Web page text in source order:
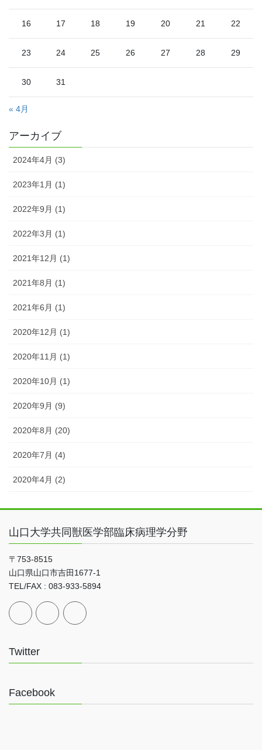
16 17 18 19 20 21 22
23 24 25 26 27 28 29
30 31
« 4月
アーカイブ
2024年4月 (3)
2023年1月 (1)
2022年9月 (1)
2022年3月 (1)
2021年12月 (1)
2021年8月 (1)
2021年6月 (1)
2020年12月 (1)
2020年11月 (1)
2020年10月 (1)
2020年9月 (9)
2020年8月 (20)
2020年7月 (4)
2020年4月 (2)
山口大学共同獣医学部臨床病理学分野
〒753-8515
山口県山口市吉田1677-1
TEL/FAX : 083-933-5894
Twitter
Facebook